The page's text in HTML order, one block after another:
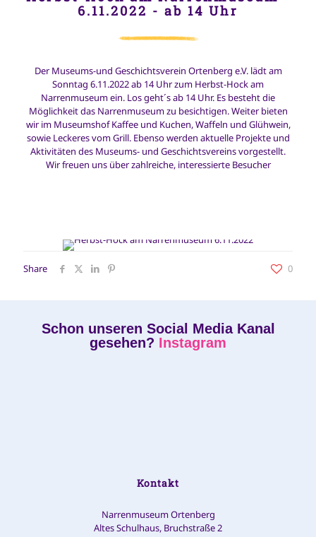
6.11.2022 - ab 14 Uhr
Der Museums-und Geschichtsverein Ortenberg e.V. lädt am
Sonntag 6.11.2022 ab 14 Uhr zum Herbst-Hock am
Narrenmuseum ein. Los geht´s ab 14 Uhr. Es besteht die
Möglichkeit das Narrenmuseum zu besichtigen. Weiter bieten
wir im Museumshof Kaffee und Kuchen, Waffeln und Glühwein,
sowie Leckeres vom Grill. Ebenso werden aktuelle Projekte und
Aktivitäten des Museums- und Geschichtsvereins vorgestellt.
Wir freuen uns über zahlreiche, interessierte Besucher
Share 0
Schon unseren Social Media Kanal
gesehen? Instagram
Kontakt
Narrenmuseum Ortenberg
Altes Schulhaus, Bruchstraße 2